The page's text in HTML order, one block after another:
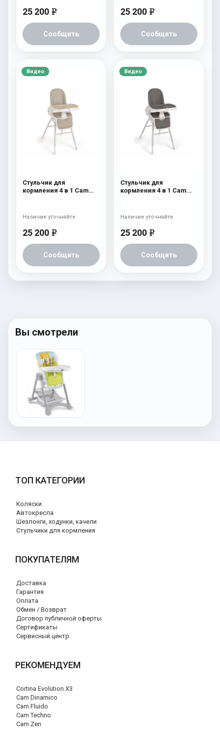
25 200 e
Сообщить
25 200 e
Сообщить
Видео
Стульчик для
кормления 4 в 1 Cam
25 200 e
Сообщить
Наличие уточняйте
Видео
Стульчик для
кормления 4 в 1 Cam
25 200 e
Сообщить
Наличие уточняйте
Вы смотрели
ТОП КАТЕГОРИИ
Коляски
Автокресла
Шезлонги, ходунки, качели
Стульчики для кормления
ПОКУПАТЕЛЯМ
Доставка
Гарантия
Оплата
Обмен / Возврат
Договор публичной оферты
Сертификаты
Сервисный центр
РЕКОМЕНДУЕМ
Cortina Evolution X3
Cam Dinamico
Cam Fluido
Cam Techno
Cam Zen